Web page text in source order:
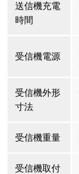
送信機充電
時間
受信機電源
受信機外形
寸法
受信機重量
受信機取付